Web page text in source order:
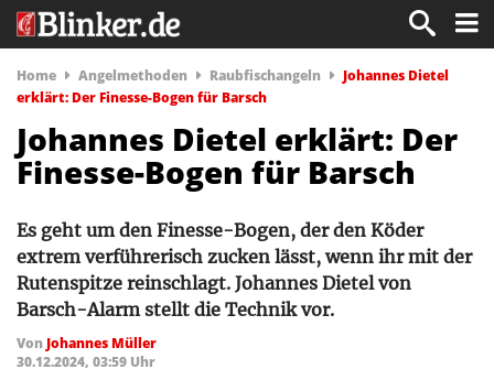
Home Angelmethoden Raubfischangeln
Johannes Dietel
erklärt: Der Finesse-Bogen für Barsch
Johannes Dietel erklärt: Der
Finesse-Bogen für Barsch
Es geht um den Finesse-Bogen, der den Köder
extrem verführerisch zucken lässt, wenn ihr mit der
Rutenspitze reinschlagt. Johannes Dietel von
Barsch-Alarm stellt die Technik vor.
Von Johannes Müller
30.12.2024, 03:59 Uhr